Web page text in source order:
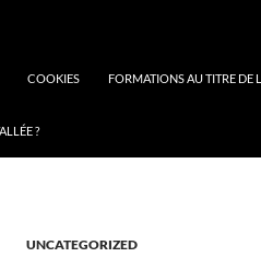
COOKIES FORMATIONS AU TITRE DE
?
UNCATEGORIZED